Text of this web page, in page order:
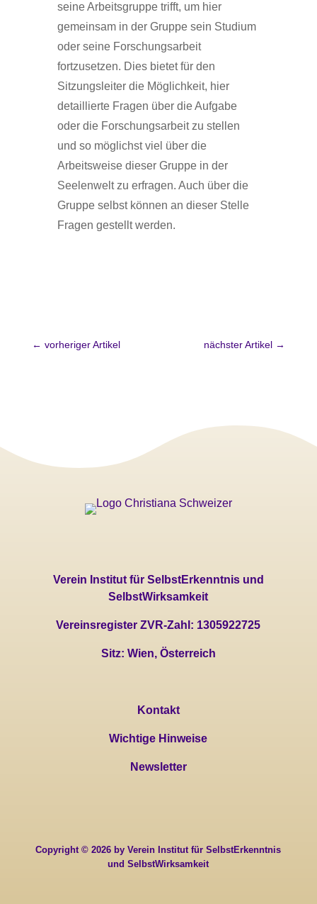
seine Arbeitsgruppe trifft, um hier
gemeinsam in der Gruppe sein Studium
oder seine Forschungsarbeit
fortzusetzen. Dies bietet für den
Sitzungsleiter die Möglichkeit, hier
detaillierte Fragen über die Aufgabe
oder die Forschungsarbeit zu stellen
und so möglichst viel über die
Arbeitsweise dieser Gruppe in der
Seelenwelt zu erfragen. Auch über die
Gruppe selbst können an dieser Stelle
Fragen gestellt werden.
← vorheriger Artikel nächster Artikel →
Verein Institut für SelbstErkenntnis und
SelbstWirksamkeit
Vereinsregister ZVR-Zahl: 1305922725
Sitz: Wien, Österreich
Kontakt
Wichtige Hinweise
Newsletter
Copyright © 2026 by Verein Institut für SelbstErkenntnis
und SelbstWirksamkeit